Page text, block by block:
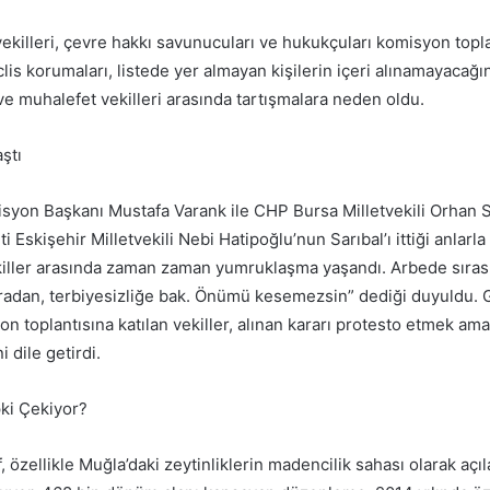
çevre hakkı savunucuları ve hukukçuları komisyon
korumaları, listede yer almayan kişilerin içeri
muhalefet vekilleri arasında tartışmalara neden oldu.
Başkanı Mustafa Varank ile CHP Bursa Milletvekili Orhan
Eskişehir Milletvekili Nebi Hatipoğlu’nun Sarıbal’ı ittiği
arasında zaman zaman yumruklaşma yaşandı. Arbede
terbiyesizliğe bak. Önümü kesemezsin” dediği duyuldu.
toplantısına katılan vekiller, alınan kararı protesto etmek
dile getirdi.
Çekiyor?
özellikle Muğla’daki zeytinliklerin madencilik sahası olarak